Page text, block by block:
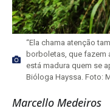
“Ela chama atenção
borboletas, que fazem
está madura quem se
Bióloga Hayssa. Foto:
Marcello Medeiros